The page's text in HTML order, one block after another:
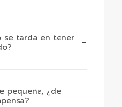
se tarda en tener
pequeña, ¿de